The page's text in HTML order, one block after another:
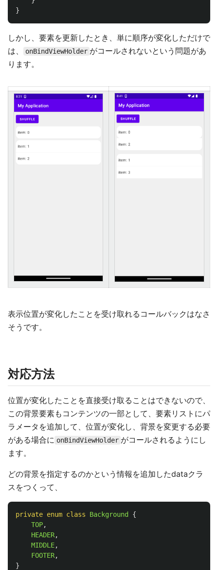
}
しかし、要素を更新したとき、単に順序が変化しただけで
は、
onBindViewHolder がコールされないという問題があ
ります。
表示位置が変化したことを受け取れるコールバックはなさ
そうです。
対応方法
位置が変化したことを直接受け取ることはできないので、
この背景要素もコンテンツの一部として、要素リストにパ
ラメータを追加して、位置が変化し、背景を変更する必要
がある場合に onBindViewHolder がコールされるようにし
ます。
どの背景を指定するのかという情報を追加したdataクラ
スをつくって、
private enum class Background
{
TOP,
HEADER,
MIDDLE,
FOOTER,
}